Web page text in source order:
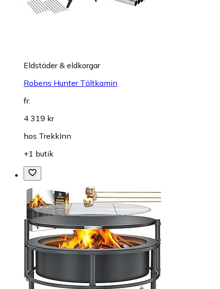
Eldstäder & eldkorgar
Robens Hunter Tältkamin
fr.
4 319 kr
hos TrekkInn
+1 butik